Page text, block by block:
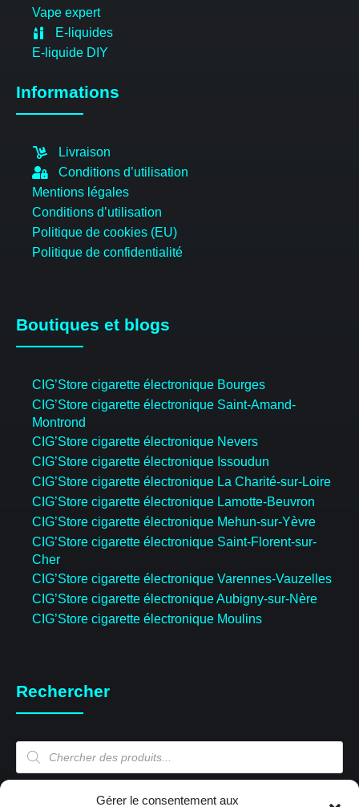
Gérer le consentement aux
Vape expert
E-liquides
E-liquide DIY
Informations
Livraison
Conditions d’utilisation
Mentions légales
Conditions d’utilisation
Politique de cookies (EU)
Politique de confidentialité
Boutiques et blogs
CIG’Store cigarette électronique Bourges
CIG’Store cigarette électronique Saint-Amand-
Montrond
CIG’Store cigarette électronique Nevers
CIG’Store cigarette électronique Issoudun
CIG’Store cigarette électronique La Charité-sur-Loire
CIG’Store cigarette électronique Lamotte-Beuvron
CIG’Store cigarette électronique Mehun-sur-Yèvre
CIG’Store cigarette électronique Saint-Florent-sur-
Cher
CIG’Store cigarette électronique Varennes-Vauzelles
CIG’Store cigarette électronique Aubigny-sur-Nère
CIG’Store cigarette électronique Moulins
Rechercher
Recherche
produits
Mon compte